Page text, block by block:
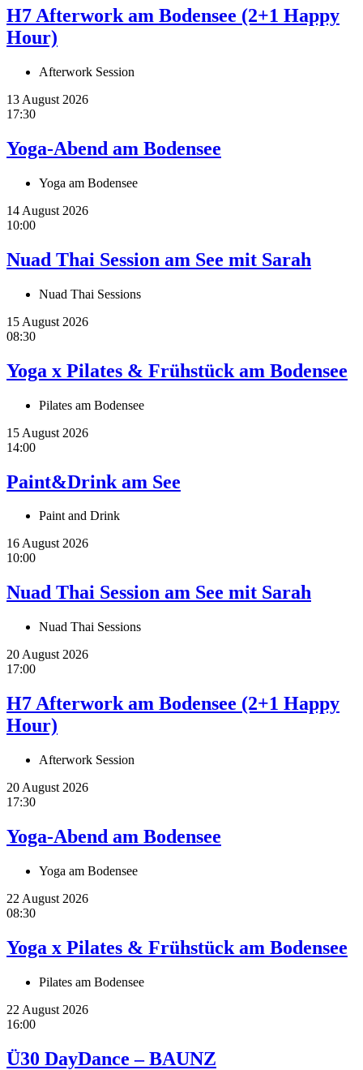
H7 Afterwork am Bodensee (2+1 Happy
Hour)
Afterwork Session
13 August 2026
17:30
Yoga-Abend am Bodensee
Yoga am Bodensee
14 August 2026
10:00
Nuad Thai Session am See mit Sarah
Nuad Thai Sessions
15 August 2026
08:30
Yoga x Pilates & Frühstück am Bodensee
Pilates am Bodensee
15 August 2026
14:00
Paint&Drink am See
Paint and Drink
16 August 2026
10:00
Nuad Thai Session am See mit Sarah
Nuad Thai Sessions
20 August 2026
17:00
H7 Afterwork am Bodensee (2+1 Happy
Hour)
Afterwork Session
20 August 2026
17:30
Yoga-Abend am Bodensee
Yoga am Bodensee
22 August 2026
08:30
Yoga x Pilates & Frühstück am Bodensee
Pilates am Bodensee
22 August 2026
16:00
Ü30 DayDance – BAUNZ